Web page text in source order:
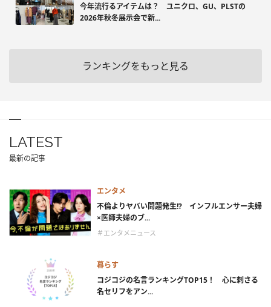
今年流行るアイテムは？ ユニクロ、GU、PLSTの
2026年秋冬展示会で新...
ランキングをもっと見る
LATEST
最新の記事
エンタメ
不倫よりヤバい問題発生!? インフルエンサー夫婦
×医師夫婦のブ...
＃エンタメニュース
暮らす
コジコジの名言ランキングTOP15！ 心に刺さる
名セリフをアン...